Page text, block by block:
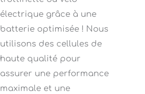
électrique grâce à une
batterie optimisée ! Nous
utilisons des cellules de
haute qualité pour
assurer une performance
maximale et une